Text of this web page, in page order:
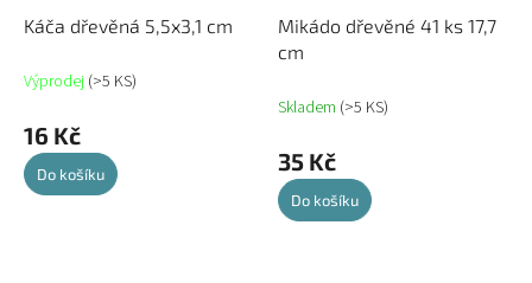
u
k
ů
Káča dřevěná 5,5x3,1 cm
Výprodej (>5 KS)
16 Kč
Do košíku
Mikádo dřevěné 41 ks 17,7
cm
Skladem (>5 KS)
35 Kč
Do košíku